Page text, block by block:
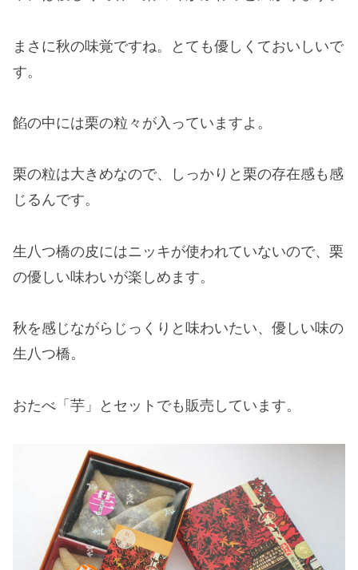
まさに秋の味覚ですね。とても優しくておいしいで
す。
餡の中には栗の粒々が入っていますよ。
栗の粒は大きめなので、しっかりと栗の存在感も感
じるんです。
生八つ橋の皮にはニッキが使われていないので、栗
の優しい味わいが楽しめます。
秋を感じながらじっくりと味わいたい、優しい味の
生八つ橋。
おたべ「芋」とセットでも販売しています。